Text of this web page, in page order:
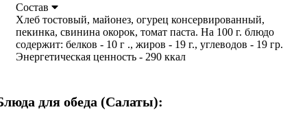
Состав
Хлеб тостовый, майонез, огурец консервированный,
пекинка, свинина окорок, томат паста. На 100 г. блюдо
содержит: белков - 10 г ., жиров - 19 г., углеводов - 19 гр.
Энергетическая ценность - 290 ккал
для обеда (Салаты):